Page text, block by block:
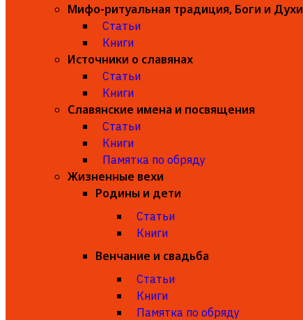
Мифо-ритуальная традиция, Боги и Духи
Статьи
Книги
Источники о славянах
Статьи
Книги
Славянские имена и посвящения
Статьи
Книги
Памятка по обряду
Жизненные вехи
Родины и дети
Статьи
Книги
Венчание и свадьба
Статьи
Книги
Памятка по обряду